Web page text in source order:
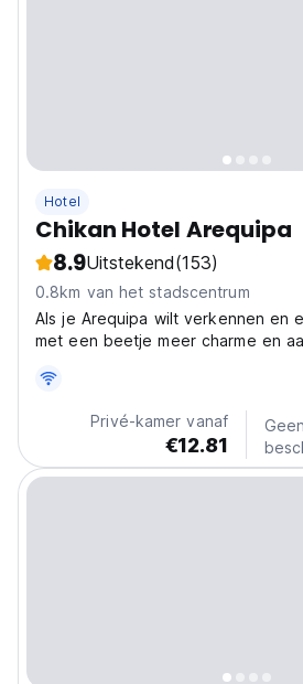
Hotel
Chikan Hotel Arequipa
8.9Uitstekend(153)
0.8km van het stadscentrum
Als je Arequipa wilt verkennen en
met een beetje meer charme en
uiterste best doen om je te
Privé-kamer vanaf
€12.81